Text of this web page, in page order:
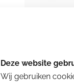
Heaven
€ 203.95€
Wij gebruiken